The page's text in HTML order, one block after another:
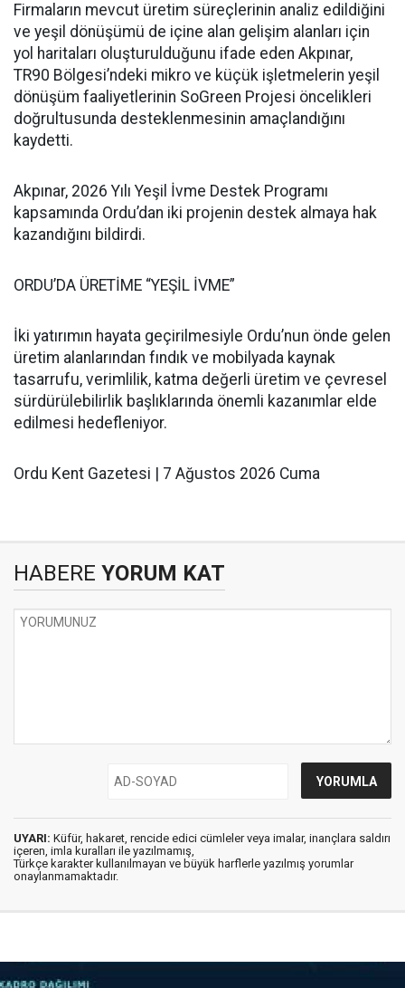
Firmaların mevcut üretim süreçlerinin analiz edildiğini
ve yeşil dönüşümü de içine alan gelişim alanları için
yol haritaları oluşturulduğunu ifade eden Akpınar,
TR90 Bölgesi’ndeki mikro ve küçük işletmelerin yeşil
dönüşüm faaliyetlerinin SoGreen Projesi öncelikleri
doğrultusunda desteklenmesinin amaçlandığını
kaydetti.
Akpınar, 2026 Yılı Yeşil İvme Destek Programı
kapsamında Ordu’dan iki projenin destek almaya hak
kazandığını bildirdi.
ORDU’DA ÜRETİME “YEŞİL İVME”
İki yatırımın hayata geçirilmesiyle Ordu’nun önde gelen
üretim alanlarından fındık ve mobilyada kaynak
tasarrufu, verimlilik, katma değerli üretim ve çevresel
sürdürülebilirlik başlıklarında önemli kazanımlar elde
edilmesi hedefleniyor.
Ordu Kent Gazetesi | 7 Ağustos 2026 Cuma
HABERE YORUM KAT
UYARI: Küfür, hakaret, rencide edici cümleler veya imalar, inançlara saldırı
içeren, imla kuralları ile yazılmamış,
Türkçe karakter kullanılmayan ve büyük harflerle yazılmış yorumlar
onaylanmamaktadır.